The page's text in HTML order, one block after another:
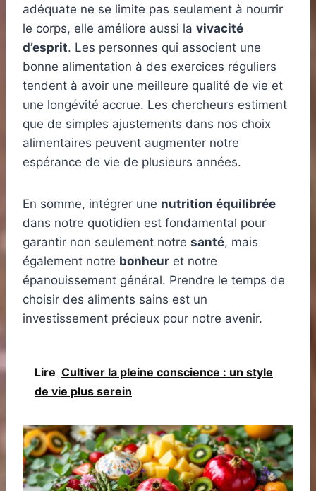
adéquate ne se limite pas seulement à nourrir
le corps, elle améliore aussi la vivacité
d’esprit. Les personnes qui associent une
bonne alimentation à des exercices réguliers
tendent à avoir une meilleure qualité de vie et
une longévité accrue. Les chercheurs estiment
que de simples ajustements dans nos choix
alimentaires peuvent augmenter notre
espérance de vie de plusieurs années.
En somme, intégrer une nutrition équilibrée
dans notre quotidien est fondamental pour
garantir non seulement notre santé, mais
également notre bonheur et notre
épanouissement général. Prendre le temps de
choisir des aliments sains est un
investissement précieux pour notre avenir.
Lire Cultiver la pleine conscience : un style
de vie plus serein